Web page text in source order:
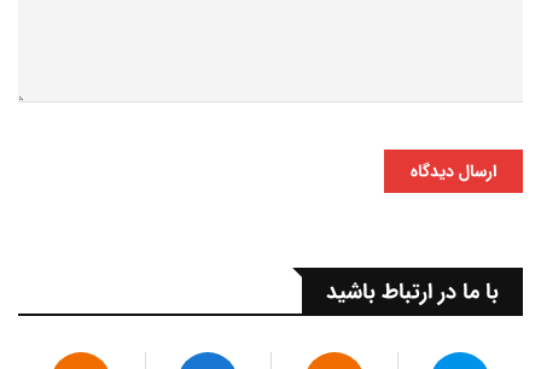
ارسال دیدگاه
با ما در ارتباط باشید